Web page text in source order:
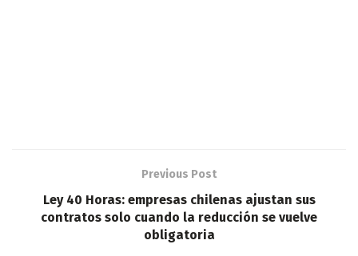
Previous Post
Ley 40 Horas: empresas chilenas ajustan sus
contratos solo cuando la reducción se vuelve
obligatoria